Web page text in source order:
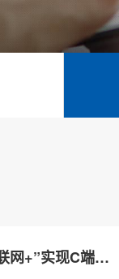
浙大网新董事长史烈：五路布局“互联网+”实现C端流量变现